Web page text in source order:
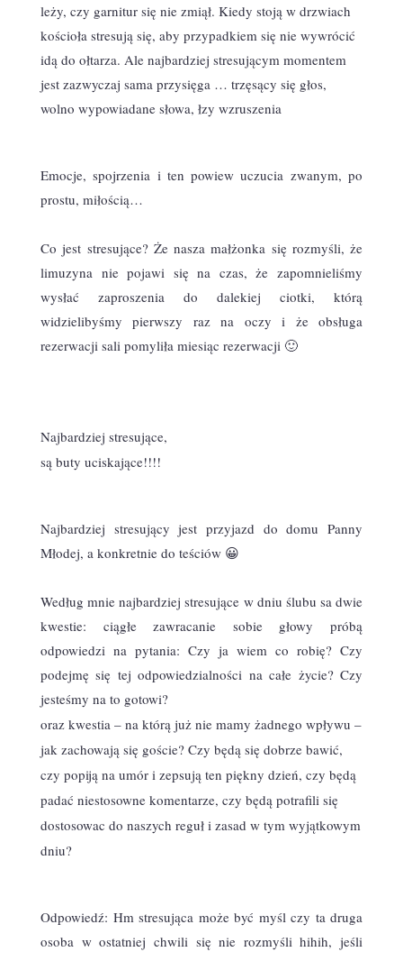
leży, czy garnitur się nie zmiął. Kiedy stoją w drzwiach
kościoła stresują się, aby przypadkiem się nie wywrócić
idą do ołtarza. Ale najbardziej stresującym momentem
jest zazwyczaj sama przysięga … trzęsący się głos,
wolno wypowiadane słowa, łzy wzruszenia
Emocje, spojrzenia i ten powiew uczucia zwanym, po
prostu, miłością…
Co jest stresujące? Że nasza małżonka się rozmyśli, że
limuzyna nie pojawi się na czas, że zapomnieliśmy
wysłać zaproszenia do dalekiej ciotki, którą
widzielibyśmy pierwszy raz na oczy i że obsługa
rezerwacji sali pomyliła miesiąc rezerwacji 🙂
Najbardziej stresujące,
są buty uciskające!!!!
Najbardziej stresujący jest przyjazd do domu Panny
Młodej, a konkretnie do teściów 😀
Według mnie najbardziej stresujące w dniu ślubu sa dwie
kwestie: ciągłe zawracanie sobie głowy próbą
odpowiedzi na pytania: Czy ja wiem co robię? Czy
podejmę się tej odpowiedzialności na całe życie? Czy
jesteśmy na to gotowi?
oraz kwestia – na którą już nie mamy żadnego wpływu –
jak zachowają się goście? Czy będą się dobrze bawić,
czy popiją na umór i zepsują ten piękny dzień, czy będą
padać niestosowne komentarze, czy będą potrafili się
dostosowac do naszych reguł i zasad w tym wyjątkowym
dniu?
Odpowiedź: Hm stresująca może być myśl czy ta druga
osoba w ostatniej chwili się nie rozmyśli hihih, jeśli